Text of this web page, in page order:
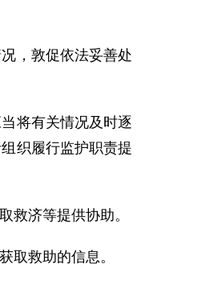
，敦促依法妥善处
将有关情况及时逐
织履行监护职责提
济等提供协助。
取救助的信息。